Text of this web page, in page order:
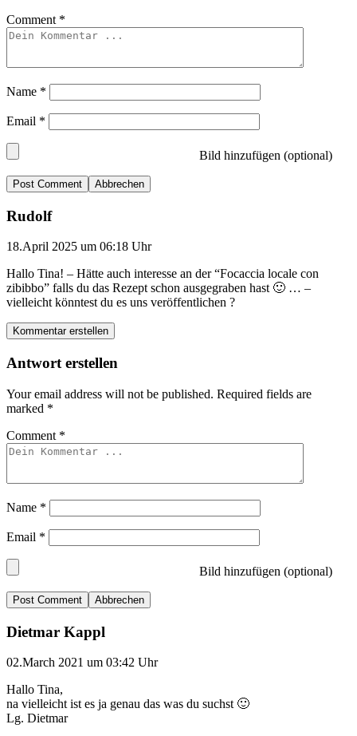
Comment *
Name *
Email *
Bild hinzufügen (optional)
Abbrechen
Rudolf
18.April 2025 um 06:18 Uhr
Hallo Tina! – Hätte auch interesse an der “Focaccia locale con
zibibbo” falls du das Rezept schon ausgegraben hast 🙂 … –
vielleicht könntest du es uns veröffentlichen ?
Kommentar erstellen
Antwort erstellen
Your email address will not be published. Required fields are
marked *
Comment *
Name *
Email *
Bild hinzufügen (optional)
Abbrechen
Dietmar Kappl
02.March 2021 um 03:42 Uhr
Hallo Tina,
na vielleicht ist es ja genau das was du suchst 🙂
Lg. Dietmar